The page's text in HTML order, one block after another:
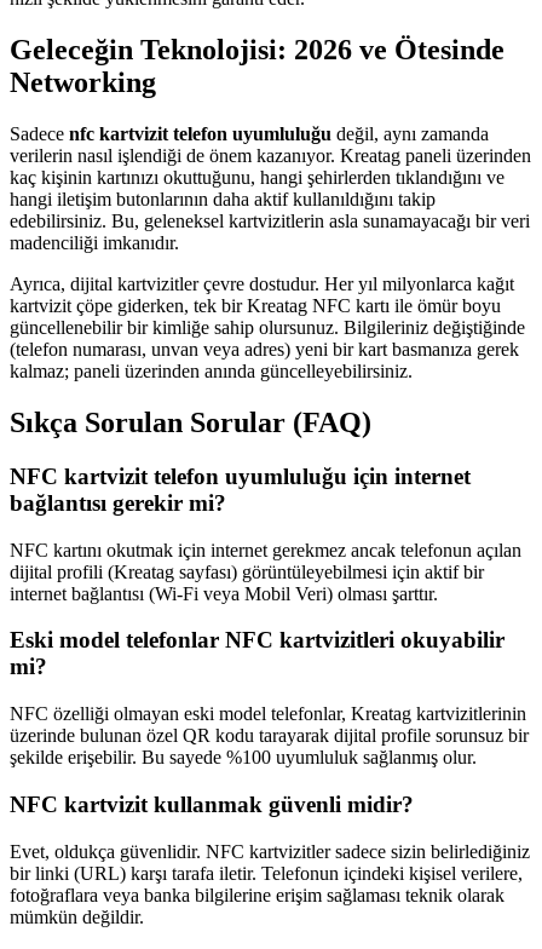
Geleceğin Teknolojisi: 2026 ve Ötesinde
Networking
Sadece nfc kartvizit telefon uyumluluğu değil, aynı zamanda
verilerin nasıl işlendiği de önem kazanıyor. Kreatag paneli üzerinden
kaç kişinin kartınızı okuttuğunu, hangi şehirlerden tıklandığını ve
hangi iletişim butonlarının daha aktif kullanıldığını takip
edebilirsiniz. Bu, geleneksel kartvizitlerin asla sunamayacağı bir veri
madenciliği imkanıdır.
Ayrıca, dijital kartvizitler çevre dostudur. Her yıl milyonlarca kağıt
kartvizit çöpe giderken, tek bir Kreatag NFC kartı ile ömür boyu
güncellenebilir bir kimliğe sahip olursunuz. Bilgileriniz değiştiğinde
(telefon numarası, unvan veya adres) yeni bir kart basmanıza gerek
kalmaz; paneli üzerinden anında güncelleyebilirsiniz.
Sıkça Sorulan Sorular (FAQ)
NFC kartvizit telefon uyumluluğu için internet
bağlantısı gerekir mi?
NFC kartını okutmak için internet gerekmez ancak telefonun açılan
dijital profili (Kreatag sayfası) görüntüleyebilmesi için aktif bir
internet bağlantısı (Wi-Fi veya Mobil Veri) olması şarttır.
Eski model telefonlar NFC kartvizitleri okuyabilir
mi?
NFC özelliği olmayan eski model telefonlar, Kreatag kartvizitlerinin
üzerinde bulunan özel QR kodu tarayarak dijital profile sorunsuz bir
şekilde erişebilir. Bu sayede %100 uyumluluk sağlanmış olur.
NFC kartvizit kullanmak güvenli midir?
Evet, oldukça güvenlidir. NFC kartvizitler sadece sizin belirlediğiniz
bir linki (URL) karşı tarafa iletir. Telefonun içindeki kişisel verilere,
fotoğraflara veya banka bilgilerine erişim sağlaması teknik olarak
mümkün değildir.